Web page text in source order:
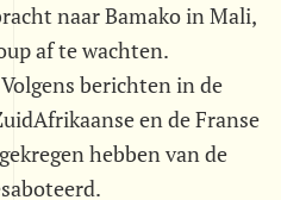
naar Bamako in Mali,
af te wachten.
berichten in de
en de Franse
hebben van de